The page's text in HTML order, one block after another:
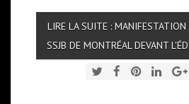
LIRE LA SUITE : MANIFESTATION
SSJB DE MONTRÉAL DEVANT